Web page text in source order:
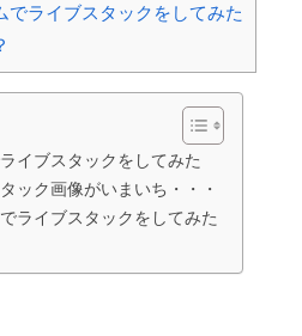
でライブスタックをしてみた
イブスタックをしてみた
ック画像がいまいち・・・
ライブスタックをしてみた